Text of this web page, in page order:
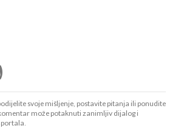
svoje mišljenje, postavite pitanja ili ponudite
može potaknuti zanimljiv dijalog i